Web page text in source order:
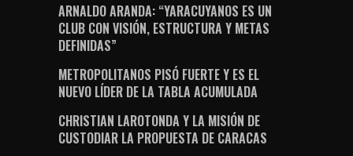
ARNALDO ARANDA: “YARACUYANOS ES UN
CLUB CON VISIÓN, ESTRUCTURA Y METAS
DEFINIDAS”
METROPOLITANOS PISÓ FUERTE Y ES EL
NUEVO LÍDER DE LA TABLA ACUMULADA
CHRISTIAN LAROTONDA Y LA MISIÓN DE
CUSTODIAR LA PROPUESTA DE CARACAS